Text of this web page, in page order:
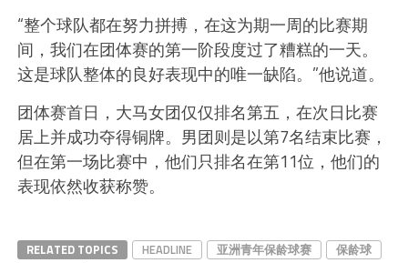
“整个球队都在努力拼搏，在这为期一周的比赛期
间，我们在团体赛的第一阶段度过了糟糕的一天。
这是球队整体的良好表现中的唯一缺陷。”他说道。
团体赛首日，大马女团仅仅排名第五，在次日比赛
居上并成功夺得铜牌。男团则是以第7名结束比赛，
但在第一场比赛中，他们只排名在第11位，他们的
表现依然收获称赞。
RELATED TOPICS HEADLINE 亚洲青年保龄球赛
保龄球